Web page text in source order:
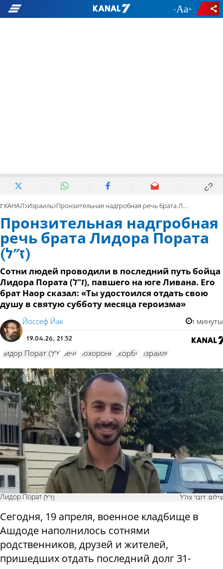
- +
7 КАНАЛ Израиль
Пронзительная надгробная
речь брата Лидора Пората
(ז"ל)
Сотни людей проводили в последний путь бойца
Лидора Пората (ז"ל), павшего на юге Ливана. Его
брат Наор сказал: «Ты удостоился отдать свою
душу в святую субботу месяца героизма»
Йоссеф Йак 1 минуты
19.04.26, 21:52
Лидор Порат (ז"ל) речь похороны скорбь Израиль
Лидор Порат (ז"ל) צילום: דובר צה"ל
Сегодня, 19 апреля, военное кладбище в
Ашдоде наполнилось сотнями
родственников, друзей и жителей,
пришедших отдать последний долг 31-